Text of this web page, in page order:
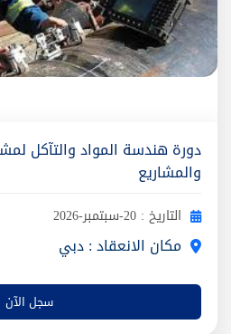
دورة هندسة المواد والتآكل
والمشاريع
التاريخ : 20-سبتمبر-2026
مكان الانعقاد : دبي
سجل الآن